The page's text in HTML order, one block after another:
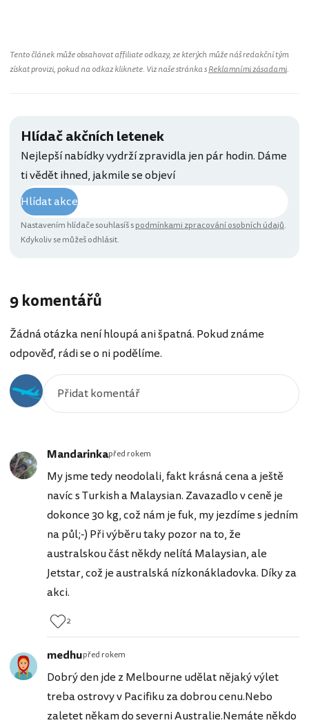
Tento článek může obsahovat affiliate odkazy, ze kterých může náš redakční tým
získat provizi, pokud na odkaz kliknete. Viz naše stránka sReklamními zásadami.
Hlídač akčních letenek
Nejlepší nabídky vydrží zpravidla jen pár hodin. Dáme
ti vědět ihned, jakmile se objeví
Hlídat akce
Nastavením hlídače souhlasíš spodmínkami zpracování osobních údajů.
Kdykoliv se můžeš odhlásit.
9 komentářů
Žádná otázka není hloupá ani špatná. Pokud známe
odpověď, rádi se o ni podělíme.
Mandarinkapřed rokem
My jsme tedy neodolali, fakt krásná cena a ještě
navíc s Turkish a Malaysian. Zavazadlo v ceně je
dokonce 30 kg, což nám je fuk, my jezdíme s jedním
na půl;-) Při výběru taky pozor na to, že
australskou část někdy nelítá Malaysian, ale
Jetstar, což je australská nízkonákladovka. Díky za
akci.
2
medhupřed rokem
Dobrý den jde z Melbourne udělat nějaký výlet
treba ostrovy v Pacifiku za dobrou cenu.Nebo
zaletet někam do severni Australie.Nemáte někdo